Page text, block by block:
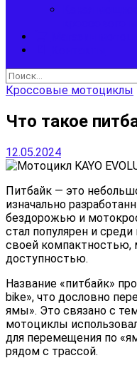
Найти:
Кроссовые мотоциклы
Что такое
12.05.2024
Питбайк — это
изначально
бездорожью и
стал популярен и
своей компактностью,
доступностью.
Название «питбайк»
bike», что дословно
ямы». Это связано с
мотоциклы
для перемещения по
рядом с трассой.